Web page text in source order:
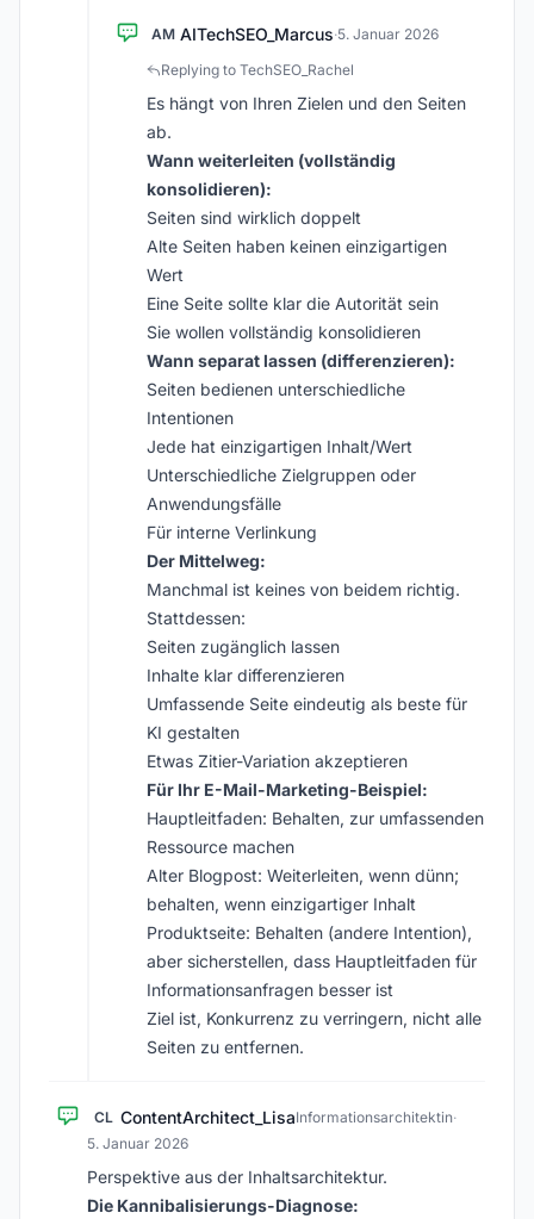
AM AITechSEO_Marcus·5. Januar 2026
Replying to TechSEO_Rachel
Es hängt von Ihren Zielen und den Seiten
ab.
Wann weiterleiten (vollständig
konsolidieren):
Seiten sind wirklich doppelt
Alte Seiten haben keinen einzigartigen
Wert
Eine Seite sollte klar die Autorität sein
Sie wollen vollständig konsolidieren
Wann separat lassen (differenzieren):
Seiten bedienen unterschiedliche
Intentionen
Jede hat einzigartigen Inhalt/Wert
Unterschiedliche Zielgruppen oder
Anwendungsfälle
Für interne Verlinkung
Der Mittelweg:
Manchmal ist keines von beidem richtig.
Stattdessen:
Seiten zugänglich lassen
Inhalte klar differenzieren
Umfassende Seite eindeutig als beste für
KI gestalten
Etwas Zitier-Variation akzeptieren
Für Ihr E-Mail-Marketing-Beispiel:
Hauptleitfaden: Behalten, zur umfassenden
Ressource machen
Alter Blogpost: Weiterleiten, wenn dünn;
behalten, wenn einzigartiger Inhalt
Produktseite: Behalten (andere Intention),
aber sicherstellen, dass Hauptleitfaden für
Informationsanfragen besser ist
Ziel ist, Konkurrenz zu verringern, nicht alle
Seiten zu entfernen.
CL ContentArchitect_LisaInformationsarchitektin·
5. Januar 2026
Perspektive aus der Inhaltsarchitektur.
Die Kannibalisierungs-Diagnose: